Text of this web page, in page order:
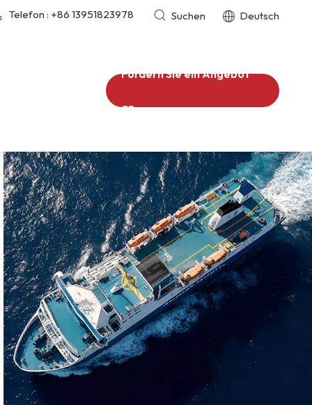
Telefon : +86 13951823978 Suchen Deutsch
Fordern Sie ein Angebot
an